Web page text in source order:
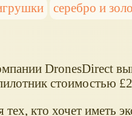
серебро и
DronesDirect
стоимостью
тех, кто хочет иметь